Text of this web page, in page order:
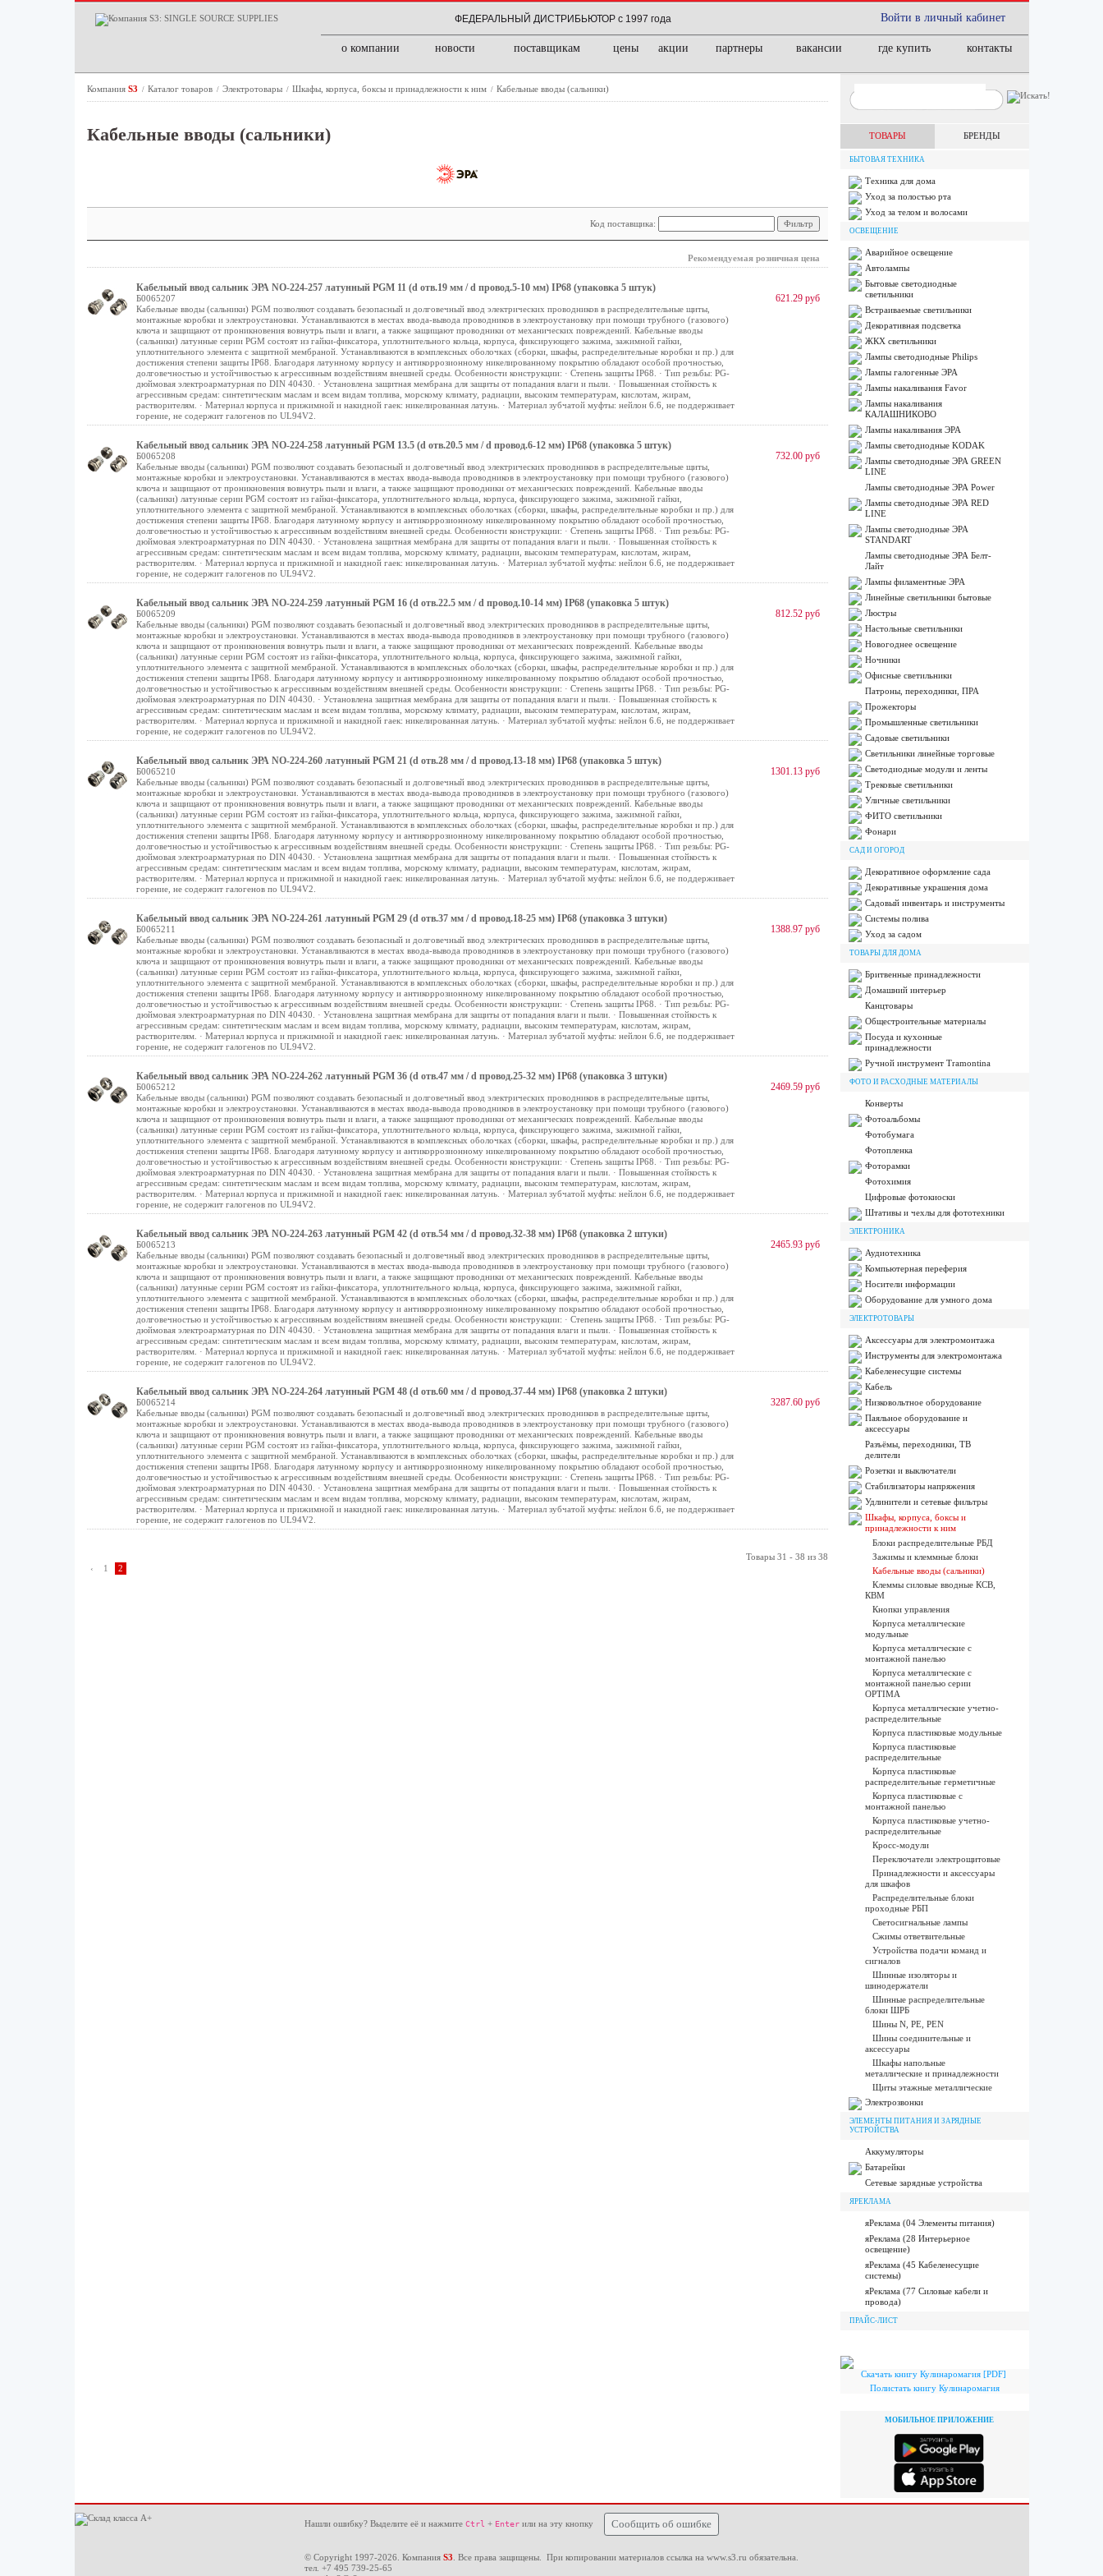
Войти в личный кабинет
ФЕДЕРАЛЬНЫЙ ДИСТРИБЬЮТОР с 1997 года
о компании новости поставщикам цены акции партнеры вакансии где купить контакты
Компания S3 / Каталог товаров / Электротовары / Шкафы, корпуса, боксы и принадлежности к ним / Кабельные вводы (сальники)
Кабельные вводы (сальники)
Код поставщика:
Рекомендуемая розничная цена
Кабельный ввод сальник ЭРА NO-224-257 латунный PGM 11 (d отв.19 мм / d провод.5-10 мм) IP68 (упаковка 5 штук)
Б0065207
Кабельные вводы (сальники) PGM позволяют создавать безопасный и долговечный ввод электрических проводников в распределительные щиты,
монтажные коробки и электроустановки. Устанавливаются в местах ввода-вывода проводников в электроустановку при помощи трубного (газового)
ключа и защищают от проникновения вовнутрь пыли и влаги, а также защищают проводники от механических повреждений. Кабельные вводы
(сальники) латунные серии PGM состоят из гайки-фиксатора, уплотнительного кольца, корпуса, фиксирующего зажима, зажимной гайки,
уплотнительного элемента с защитной мембраной. Устанавливаются в комплексных оболочках (сборки, шкафы, распределительные коробки и пр.) для
достижения степени защиты IP68. Благодаря латунному корпусу и антикоррозионному никелированному покрытию обладают особой прочностью,
долговечностью и устойчивостью к агрессивным воздействиям внешней среды. Особенности конструкции: · Степень защиты IP68. · Тип резьбы: PG-
дюймовая электроарматурная по DIN 40430. · Установлена защитная мембрана для защиты от попадания влаги и пыли. · Повышенная стойкость к
агрессивным средам: синтетическим маслам и всем видам топлива, морскому климату, радиации, высоким температурам, кислотам, жирам,
растворителям. · Материал корпуса и прижимной и накидной гаек: никелированная латунь. · Материал зубчатой муфты: нейлон 6.6, не поддерживает
горение, не содержит галогенов по UL94V2.
621.29 руб
Кабельный ввод сальник ЭРА NO-224-258 латунный PGM 13.5 (d отв.20.5 мм / d провод.6-12 мм) IP68 (упаковка 5 штук)
Б0065208
Кабельные вводы (сальники) PGM позволяют создавать безопасный и долговечный ввод электрических проводников в распределительные щиты,
монтажные коробки и электроустановки. Устанавливаются в местах ввода-вывода проводников в электроустановку при помощи трубного (газового)
ключа и защищают от проникновения вовнутрь пыли и влаги, а также защищают проводники от механических повреждений. Кабельные вводы
(сальники) латунные серии PGM состоят из гайки-фиксатора, уплотнительного кольца, корпуса, фиксирующего зажима, зажимной гайки,
уплотнительного элемента с защитной мембраной. Устанавливаются в комплексных оболочках (сборки, шкафы, распределительные коробки и пр.) для
достижения степени защиты IP68. Благодаря латунному корпусу и антикоррозионному никелированному покрытию обладают особой прочностью,
долговечностью и устойчивостью к агрессивным воздействиям внешней среды. Особенности конструкции: · Степень защиты IP68. · Тип резьбы: PG-
дюймовая электроарматурная по DIN 40430. · Установлена защитная мембрана для защиты от попадания влаги и пыли. · Повышенная стойкость к
агрессивным средам: синтетическим маслам и всем видам топлива, морскому климату, радиации, высоким температурам, кислотам, жирам,
растворителям. · Материал корпуса и прижимной и накидной гаек: никелированная латунь. · Материал зубчатой муфты: нейлон 6.6, не поддерживает
горение, не содержит галогенов по UL94V2.
732.00 руб
Кабельный ввод сальник ЭРА NO-224-259 латунный PGM 16 (d отв.22.5 мм / d провод.10-14 мм) IP68 (упаковка 5 штук)
Б0065209
Кабельные вводы (сальники) PGM позволяют создавать безопасный и долговечный ввод электрических проводников в распределительные щиты,
монтажные коробки и электроустановки. Устанавливаются в местах ввода-вывода проводников в электроустановку при помощи трубного (газового)
ключа и защищают от проникновения вовнутрь пыли и влаги, а также защищают проводники от механических повреждений. Кабельные вводы
(сальники) латунные серии PGM состоят из гайки-фиксатора, уплотнительного кольца, корпуса, фиксирующего зажима, зажимной гайки,
уплотнительного элемента с защитной мембраной. Устанавливаются в комплексных оболочках (сборки, шкафы, распределительные коробки и пр.) для
достижения степени защиты IP68. Благодаря латунному корпусу и антикоррозионному никелированному покрытию обладают особой прочностью,
долговечностью и устойчивостью к агрессивным воздействиям внешней среды. Особенности конструкции: · Степень защиты IP68. · Тип резьбы: PG-
дюймовая электроарматурная по DIN 40430. · Установлена защитная мембрана для защиты от попадания влаги и пыли. · Повышенная стойкость к
агрессивным средам: синтетическим маслам и всем видам топлива, морскому климату, радиации, высоким температурам, кислотам, жирам,
растворителям. · Материал корпуса и прижимной и накидной гаек: никелированная латунь. · Материал зубчатой муфты: нейлон 6.6, не поддерживает
горение, не содержит галогенов по UL94V2.
812.52 руб
Кабельный ввод сальник ЭРА NO-224-260 латунный PGM 21 (d отв.28 мм / d провод.13-18 мм) IP68 (упаковка 5 штук)
Б0065210
Кабельные вводы (сальники) PGM позволяют создавать безопасный и долговечный ввод электрических проводников в распределительные щиты,
монтажные коробки и электроустановки. Устанавливаются в местах ввода-вывода проводников в электроустановку при помощи трубного (газового)
ключа и защищают от проникновения вовнутрь пыли и влаги, а также защищают проводники от механических повреждений. Кабельные вводы
(сальники) латунные серии PGM состоят из гайки-фиксатора, уплотнительного кольца, корпуса, фиксирующего зажима, зажимной гайки,
уплотнительного элемента с защитной мембраной. Устанавливаются в комплексных оболочках (сборки, шкафы, распределительные коробки и пр.) для
достижения степени защиты IP68. Благодаря латунному корпусу и антикоррозионному никелированному покрытию обладают особой прочностью,
долговечностью и устойчивостью к агрессивным воздействиям внешней среды. Особенности конструкции: · Степень защиты IP68. · Тип резьбы: PG-
дюймовая электроарматурная по DIN 40430. · Установлена защитная мембрана для защиты от попадания влаги и пыли. · Повышенная стойкость к
агрессивным средам: синтетическим маслам и всем видам топлива, морскому климату, радиации, высоким температурам, кислотам, жирам,
растворителям. · Материал корпуса и прижимной и накидной гаек: никелированная латунь. · Материал зубчатой муфты: нейлон 6.6, не поддерживает
горение, не содержит галогенов по UL94V2.
1301.13 руб
Кабельный ввод сальник ЭРА NO-224-261 латунный PGM 29 (d отв.37 мм / d провод.18-25 мм) IP68 (упаковка 3 штуки)
Б0065211
Кабельные вводы (сальники) PGM позволяют создавать безопасный и долговечный ввод электрических проводников в распределительные щиты,
монтажные коробки и электроустановки. Устанавливаются в местах ввода-вывода проводников в электроустановку при помощи трубного (газового)
ключа и защищают от проникновения вовнутрь пыли и влаги, а также защищают проводники от механических повреждений. Кабельные вводы
(сальники) латунные серии PGM состоят из гайки-фиксатора, уплотнительного кольца, корпуса, фиксирующего зажима, зажимной гайки,
уплотнительного элемента с защитной мембраной. Устанавливаются в комплексных оболочках (сборки, шкафы, распределительные коробки и пр.) для
достижения степени защиты IP68. Благодаря латунному корпусу и антикоррозионному никелированному покрытию обладают особой прочностью,
долговечностью и устойчивостью к агрессивным воздействиям внешней среды. Особенности конструкции: · Степень защиты IP68. · Тип резьбы: PG-
дюймовая электроарматурная по DIN 40430. · Установлена защитная мембрана для защиты от попадания влаги и пыли. · Повышенная стойкость к
агрессивным средам: синтетическим маслам и всем видам топлива, морскому климату, радиации, высоким температурам, кислотам, жирам,
растворителям. · Материал корпуса и прижимной и накидной гаек: никелированная латунь. · Материал зубчатой муфты: нейлон 6.6, не поддерживает
горение, не содержит галогенов по UL94V2.
1388.97 руб
Кабельный ввод сальник ЭРА NO-224-262 латунный PGM 36 (d отв.47 мм / d провод.25-32 мм) IP68 (упаковка 3 штуки)
Б0065212
Кабельные вводы (сальники) PGM позволяют создавать безопасный и долговечный ввод электрических проводников в распределительные щиты,
монтажные коробки и электроустановки. Устанавливаются в местах ввода-вывода проводников в электроустановку при помощи трубного (газового)
ключа и защищают от проникновения вовнутрь пыли и влаги, а также защищают проводники от механических повреждений. Кабельные вводы
(сальники) латунные серии PGM состоят из гайки-фиксатора, уплотнительного кольца, корпуса, фиксирующего зажима, зажимной гайки,
уплотнительного элемента с защитной мембраной. Устанавливаются в комплексных оболочках (сборки, шкафы, распределительные коробки и пр.) для
достижения степени защиты IP68. Благодаря латунному корпусу и антикоррозионному никелированному покрытию обладают особой прочностью,
долговечностью и устойчивостью к агрессивным воздействиям внешней среды. Особенности конструкции: · Степень защиты IP68. · Тип резьбы: PG-
дюймовая электроарматурная по DIN 40430. · Установлена защитная мембрана для защиты от попадания влаги и пыли. · Повышенная стойкость к
агрессивным средам: синтетическим маслам и всем видам топлива, морскому климату, радиации, высоким температурам, кислотам, жирам,
растворителям. · Материал корпуса и прижимной и накидной гаек: никелированная латунь. · Материал зубчатой муфты: нейлон 6.6, не поддерживает
горение, не содержит галогенов по UL94V2.
2469.59 руб
Кабельный ввод сальник ЭРА NO-224-263 латунный PGM 42 (d отв.54 мм / d провод.32-38 мм) IP68 (упаковка 2 штуки)
Б0065213
Кабельные вводы (сальники) PGM позволяют создавать безопасный и долговечный ввод электрических проводников в распределительные щиты,
монтажные коробки и электроустановки. Устанавливаются в местах ввода-вывода проводников в электроустановку при помощи трубного (газового)
ключа и защищают от проникновения вовнутрь пыли и влаги, а также защищают проводники от механических повреждений. Кабельные вводы
(сальники) латунные серии PGM состоят из гайки-фиксатора, уплотнительного кольца, корпуса, фиксирующего зажима, зажимной гайки,
уплотнительного элемента с защитной мембраной. Устанавливаются в комплексных оболочках (сборки, шкафы, распределительные коробки и пр.) для
достижения степени защиты IP68. Благодаря латунному корпусу и антикоррозионному никелированному покрытию обладают особой прочностью,
долговечностью и устойчивостью к агрессивным воздействиям внешней среды. Особенности конструкции: · Степень защиты IP68. · Тип резьбы: PG-
дюймовая электроарматурная по DIN 40430. · Установлена защитная мембрана для защиты от попадания влаги и пыли. · Повышенная стойкость к
агрессивным средам: синтетическим маслам и всем видам топлива, морскому климату, радиации, высоким температурам, кислотам, жирам,
растворителям. · Материал корпуса и прижимной и накидной гаек: никелированная латунь. · Материал зубчатой муфты: нейлон 6.6, не поддерживает
горение, не содержит галогенов по UL94V2.
2465.93 руб
Кабельный ввод сальник ЭРА NO-224-264 латунный PGM 48 (d отв.60 мм / d провод.37-44 мм) IP68 (упаковка 2 штуки)
Б0065214
Кабельные вводы (сальники) PGM позволяют создавать безопасный и долговечный ввод электрических проводников в распределительные щиты,
монтажные коробки и электроустановки. Устанавливаются в местах ввода-вывода проводников в электроустановку при помощи трубного (газового)
ключа и защищают от проникновения вовнутрь пыли и влаги, а также защищают проводники от механических повреждений. Кабельные вводы
(сальники) латунные серии PGM состоят из гайки-фиксатора, уплотнительного кольца, корпуса, фиксирующего зажима, зажимной гайки,
уплотнительного элемента с защитной мембраной. Устанавливаются в комплексных оболочках (сборки, шкафы, распределительные коробки и пр.) для
достижения степени защиты IP68. Благодаря латунному корпусу и антикоррозионному никелированному покрытию обладают особой прочностью,
долговечностью и устойчивостью к агрессивным воздействиям внешней среды. Особенности конструкции: · Степень защиты IP68. · Тип резьбы: PG-
дюймовая электроарматурная по DIN 40430. · Установлена защитная мембрана для защиты от попадания влаги и пыли. · Повышенная стойкость к
агрессивным средам: синтетическим маслам и всем видам топлива, морскому климату, радиации, высоким температурам, кислотам, жирам,
растворителям. · Материал корпуса и прижимной и накидной гаек: никелированная латунь. · Материал зубчатой муфты: нейлон 6.6, не поддерживает
горение, не содержит галогенов по UL94V2.
3287.60 руб
Товары 31 - 38 из 38
‹
1 2
ТОВАРЫ БРЕНДЫ
БЫТОВАЯ ТЕХНИКА
Техника для дома
Уход за полостью рта
Уход за телом и волосами
ОСВЕЩЕНИЕ
Аварийное освещение
Автолампы
Бытовые светодиодные
светильники
Встраиваемые светильники
Декоративная подсветка
ЖКХ светильники
Лампы cветодиодные Philips
Лампы галогенные ЭРА
Лампы накаливания Favor
Лампы накаливания
КАЛАШНИКОВО
Лампы накаливания ЭРА
Лампы светодиодные KODAK
Лампы светодиодные ЭРА GREEN
LINE
Лампы светодиодные ЭРА Power
Лампы светодиодные ЭРА RED
LINE
Лампы светодиодные ЭРА
STANDART
Лампы светодиодные ЭРА Белт-
Лайт
Лампы филаментные ЭРА
Линейные светильники бытовые
Люстры
Настольные светильники
Новогоднее освещение
Ночники
Офисные светильники
Патроны, переходники, ПРА
Прожекторы
Промышленные светильники
Садовые светильники
Светильники линейные торговые
Светодиодные модули и ленты
Трековые светильники
Уличные светильники
ФИТО светильники
Фонари
САД И ОГОРОД
Декоративное оформление сада
Декоративные украшения дома
Садовый инвентарь и инструменты
Системы полива
Уход за садом
ТОВАРЫ ДЛЯ ДОМА
Бритвенные принадлежности
Домашний интерьер
Канцтовары
Общестроительные материалы
Посуда и кухонные
принадлежности
Ручной инструмент Tramontina
ФОТО И РАСХОДНЫЕ МАТЕРИАЛЫ
Конверты
Фотоальбомы
Фотобумага
Фотопленка
Фоторамки
Фотохимия
Цифровые фотокиоски
Штативы и чехлы для фототехники
ЭЛЕКТРОНИКА
Аудиотехника
Компьютерная переферия
Носители информации
Оборудование для умного дома
ЭЛЕКТРОТОВАРЫ
Аксессуары для электромонтажа
Инструменты для электромонтажа
Кабеленесущие системы
Кабель
Низковольтное оборудование
Паяльное оборудование и
аксессуары
Разъёмы, переходники, ТВ
делители
Розетки и выключатели
Стабилизаторы напряжения
Удлинители и сетевые фильтры
Шкафы, корпуса, боксы и
принадлежности к ним
Блоки распределительные РБД
Зажимы и клеммные блоки
Кабельные вводы (сальники)
Клеммы силовые вводные КСВ,
КВМ
Кнопки управления
Корпуса металлические
модульные
Корпуса металлические с
монтажной панелью
Корпуса металлические с
монтажной панелью серии
OPTIMA
Корпуса металлические учетно-
распределительные
Корпуса пластиковые модульные
Корпуса пластиковые
распределительные
Корпуса пластиковые
распределительные герметичные
Корпуса пластиковые с
монтажной панелью
Корпуса пластиковые учетно-
распределительные
Кросс-модули
Переключатели электрощитовые
Принадлежности и аксессуары
для шкафов
Распределительные блоки
проходные РБП
Светосигнальные лампы
Сжимы ответвительные
Устройства подачи команд и
сигналов
Шинные изоляторы и
шинодержатели
Шинные распределительные
блоки ШРБ
Шины N, PE, PEN
Шины соединительные и
аксессуары
Шкафы напольные
металлические и принадлежности
Щиты этажные металлические
Электрозвонки
ЭЛЕМЕНТЫ ПИТАНИЯ И ЗАРЯДНЫЕ
УСТРОЙСТВА
Аккумуляторы
Батарейки
Сетевые зарядные устройства
ЯРЕКЛАМА
яРеклама (04 Элементы питания)
яРеклама (28 Интерьерное
освещение)
яРеклама (45 Кабеленесущие
системы)
яРеклама (77 Силовые кабели и
провода)
ПРАЙС-ЛИСТ
Скачать книгу Кулинаромагия [PDF]
Полистать книгу Кулинаромагия
МОБИЛЬНОЕ ПРИЛОЖЕНИЕ
Нашли ошибку? Выделите её и нажмите Ctrl + Enterили на эту кнопку Сообщить об ошибке
© Copyright 1997-2026. Компания S3 . Все права защищены. При копировании материалов ссылка на www.s3.ru обязательна.
тел. +7 495 739-25-65